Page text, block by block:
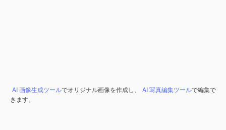
AI 画像生成ツールでオリジナル画像を作成し、 AI 写真編集ツールで編集で
きます。